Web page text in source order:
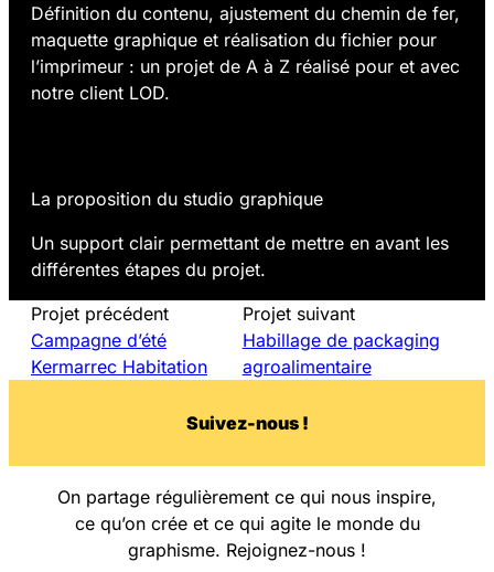
Définition du contenu, ajustement du chemin de fer,
maquette graphique et réalisation du fichier pour
l’imprimeur : un projet de A à Z réalisé pour et avec
notre client LOD.
La proposition du studio graphique
Un support clair permettant de mettre en avant les
différentes étapes du projet.
Projet précédent
Campagne d’été
Kermarrec Habitation
Projet suivant
Habillage de packaging
agroalimentaire
Suivez-nous !
On partage régulièrement ce qui nous inspire,
ce qu’on crée et ce qui agite le monde du
graphisme. Rejoignez-nous !